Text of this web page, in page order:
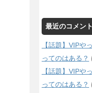
最近のコメント
【話題】VIPや
ってのはある？
【話題】VIPや
ってのはある？